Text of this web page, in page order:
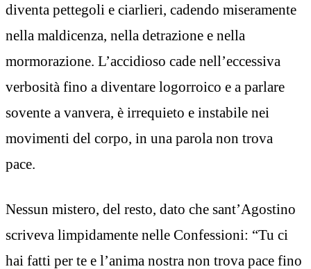
diventa pettegoli e ciarlieri, cadendo miseramente
nella maldicenza, nella detrazione e nella
mormorazione. L’accidioso cade nell’eccessiva
verbosità fino a diventare logorroico e a parlare
sovente a vanvera, è irrequieto e instabile nei
movimenti del corpo, in una parola non trova
pace.
Nessun mistero, del resto, dato che sant’Agostino
scriveva limpidamente nelle Confessioni: “Tu ci
hai fatti per te e l’anima nostra non trova pace fino